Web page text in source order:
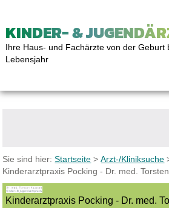
KINDER- &
Ihre Haus- und Fachärzte von der Geburt
Lebensjahr
Sie sind hier:Startseite >Arzt-/Kliniksuche
Kinderarztpraxis Pocking - Dr. med.
Kinderarztpraxis Pocking - Dr. med.